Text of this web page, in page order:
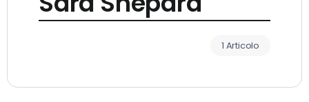
1 Articolo